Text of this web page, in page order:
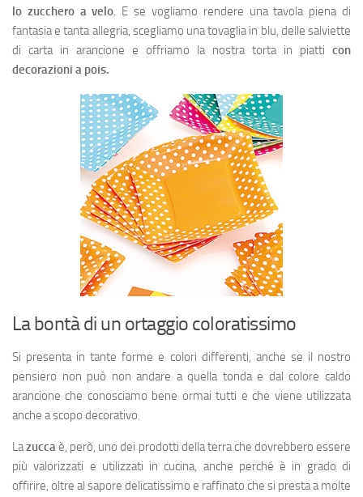
lo zucchero a velo. E se vogliamo rendere una tavola piena di
fantasia e tanta allegria, scegliamo una tovaglia in blu, delle salviette
di carta in arancione e offriamo la nostra torta in piatti con
decorazioni a pois.
La bontà di un ortaggio coloratissimo
Si presenta in tante forme e colori differenti, anche se il nostro
pensiero non può non andare a quella tonda e dal colore caldo
arancione che conosciamo bene ormai tutti e che viene utilizzata
anche a scopo decorativo.
Lazuccaè, però, uno dei prodotti della terra che dovrebbero essere
più valorizzati e utilizzati in cucina, anche perché è in grado di
offirire, oltre al sapore delicatissimo e raffinato che si presta a molte